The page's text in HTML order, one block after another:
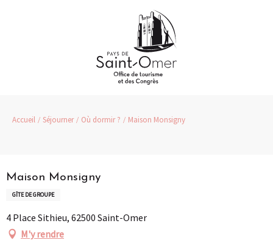
Accueil Séjourner Où dormir ? Maison Monsigny
Maison Monsigny
GÎTE DE GROUPE
4 Place Sithieu, 62500 Saint-Omer
M'y rendre